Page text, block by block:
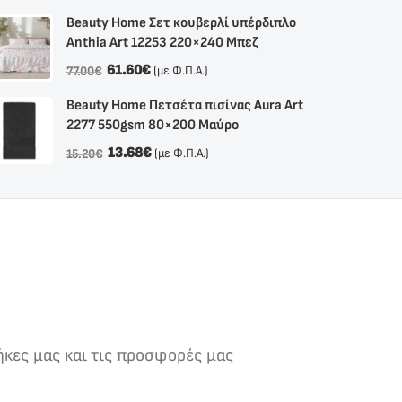
Beauty Home Σετ κουβερλί υπέρδιπλο
Anthia Αrt 12253 220×240 Μπεζ
77.00€ 61.60€ (με Φ.Π.Α.)
Beauty Home Πετσέτα πισίνας Aura Art
2277 550gsm 80×200 Μαύρο
15.20€ 13.68€ (με Φ.Π.Α.)
μας και τις προσφορές μας